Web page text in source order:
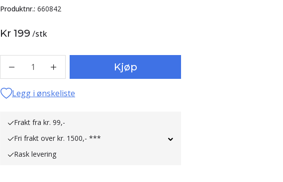
Produktnr.: 660842
Kr 199 /stk
1 Kjøp
Legg i ønskeliste
Frakt fra kr. 99,-
Fri frakt over kr. 1500,- ***
Rask levering